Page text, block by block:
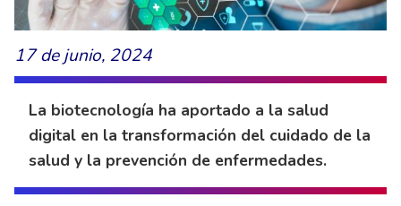
17 de junio, 2024
La biotecnología ha aportado a la salud
digital en la transformación del cuidado de la
salud y la prevención de enfermedades.